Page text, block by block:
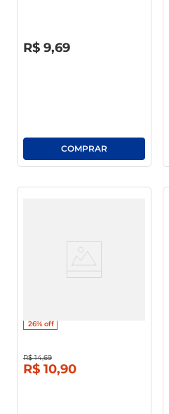
R$ 9,69
26%off
R$ 14,69
R$ 10,90